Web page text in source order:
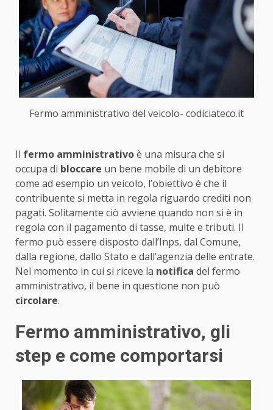
Fermo amministrativo del veicolo- codiciateco.it
Il fermo amministrativoè una misura che si
occupa di bloccare un bene mobile di un debitore
come ad esempio un veicolo, l’obiettivo è che il
contribuente si metta in regola riguardo crediti non
pagati. Solitamente ciò avviene quando non si è in
regola con il pagamento di tasse, multe e tributi. Il
fermo può essere disposto dall’Inps, dal Comune,
dalla regione, dallo Stato e dall’agenzia delle entrate.
Nel momento in cui si riceve la notifica del fermo
amministrativo, il bene in questione non può
circolare.
Fermo amministrativo, gli
step e come comportarsi